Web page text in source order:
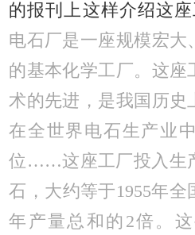
的报刊上这样介绍这
电石厂是一座规模宏大
的基本化学工厂。这座
术的先进，是我国历史
在全世界电石生产业
位……这座工厂投入生
石，大约等于1955年
年产量总和的2倍。